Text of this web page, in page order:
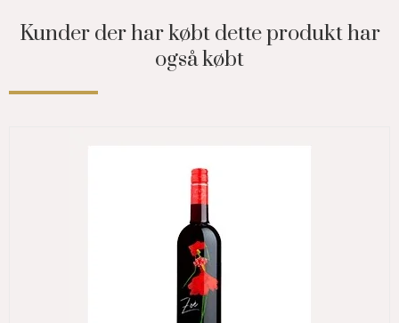
Kunder der har købt dette produkt har
også købt